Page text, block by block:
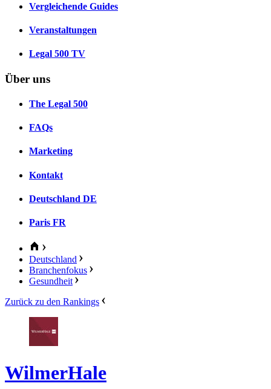
Vergleichende Guides
Veranstaltungen
Legal 500 TV
Über uns
The Legal 500
FAQs
Marketing
Kontakt
Deutschland DE
Paris FR
Deutschland
Branchenfokus
Gesundheit
Zurück zu den Rankings
WilmerHale